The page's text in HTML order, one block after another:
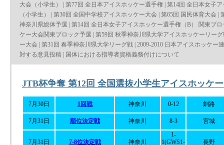
大会（小学生）
| 第77回 全日本アイスホッケー選手権 | 第14回 全日本女子
（小学生）
| 第30回 全国中学校アイスホッケー大会 | 第65回 国民体育大会 |
神奈川県総体予選 | 第14回 全日本女子アイスホッケー選手権（B） 関東ブ
ケー大会関東ブロック予選 | 第59回 秋季神奈川県大学アイスホッケーリー
ー大会 | 第31回 春季神奈川県大学リーグ戦 | 2009-2010 日本アイスホッケー
対する意見投稿 | 国体における指導者資格義務付けについて
JTB杯争奪 第12回 全国選抜小学生アイスホッケ
7月30日 1回戦 神奈川 0-12 釧路
7月31日 順位決定戦 神奈川 8-3 宮城
7月31日 7-8位決定戦 神奈川
1-
1(GWS1-
長野